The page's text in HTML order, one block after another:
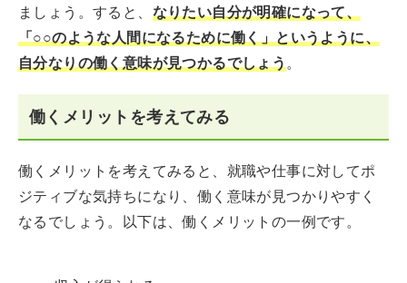
ましょう。すると、 なりたい自分が明確になって、
「○○のような人間になるために働く」というように、
自分なりの働く意味が見つかるでしょう。
働くメリットを考えてみる
働くメリットを考えてみると、就職や仕事に対してポ
ジティブな気持ちになり、働く意味が見つかりやすく
なるでしょう。以下は、働くメリットの一例です。